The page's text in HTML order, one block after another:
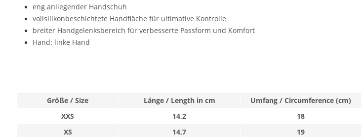
eng anliegender Handschuh
vollsilikonbeschichtete Handfläche für ultimative Kontrolle
breiter Handgelenksbereich für verbesserte Passform und Komfort
Hand: linke Hand
Größe / Size Länge / Length in cm
Umfang / Circumference (cm)
XXS
14,2
18
XS
14,7
19